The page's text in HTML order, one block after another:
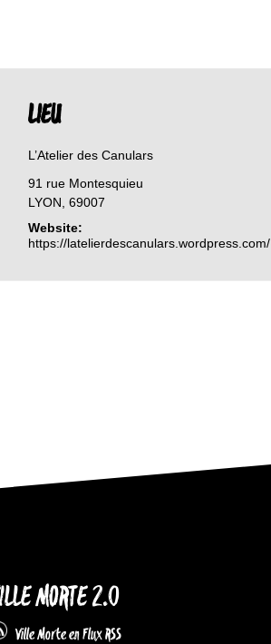
LIEU
L’Atelier des Canulars
91 rue Montesquieu
LYON 69007
Website:
https://latelierdescanulars.wordpress.com/
MORTE 2.0
Ville Morte en Flux RSS